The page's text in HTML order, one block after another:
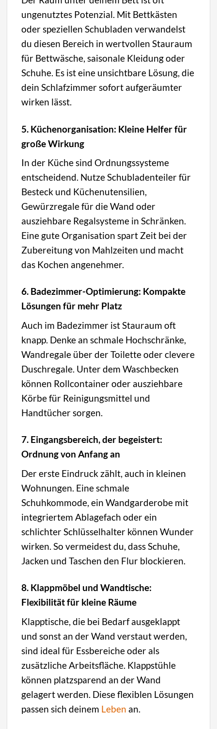
ungenutztes Potenzial. Mit Bettkästen
oder speziellen Schubladen verwandelst
du diesen Bereich in wertvollen Stauraum
für Bettwäsche, saisonale Kleidung oder
Schuhe. Es ist eine unsichtbare Lösung, die
dein Schlafzimmer sofort aufgeräumter
wirken lässt.
5. Küchenorganisation: Kleine Helfer für
große Wirkung
In der Küche sind Ordnungssysteme
entscheidend. Nutze Schubladenteiler für
Besteck und Küchenutensilien,
Gewürzregale für die Wand oder
ausziehbare Regalsysteme in Schränken.
Eine gute Organisation spart Zeit bei der
Zubereitung von Mahlzeiten und macht
das Kochen angenehmer.
6. Badezimmer-Optimierung: Kompakte
Lösungen für mehr Platz
Auch im Badezimmer ist Stauraum oft
knapp. Denke an schmale Hochschränke,
Wandregale über der Toilette oder clevere
Duschregale. Unter dem Waschbecken
können Rollcontainer oder ausziehbare
Körbe für Reinigungsmittel und
Handtücher sorgen.
7. Eingangsbereich, der begeistert:
Ordnung von Anfang an
Der erste Eindruck zählt, auch in kleinen
Wohnungen. Eine schmale
Schuhkommode, ein Wandgarderobe mit
integriertem Ablagefach oder ein
schlichter Schlüsselhalter können Wunder
wirken. So vermeidest du, dass Schuhe,
Jacken und Taschen den Flur blockieren.
8. Klappmöbel und Wandtische:
Flexibilität für kleine Räume
Klapptische, die bei Bedarf ausgeklappt
und sonst an der Wand verstaut werden,
sind ideal für Essbereiche oder als
zusätzliche Arbeitsfläche. Klappstühle
können platzsparend an der Wand
gelagert werden. Diese flexiblen Lösungen
passen sich deinem Leben an.